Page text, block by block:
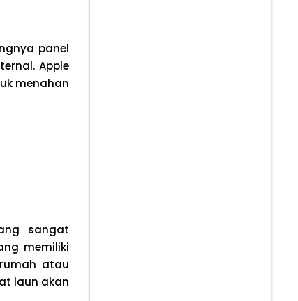
panel
Apple
menahan
sangat
memiliki
atau
laun akan